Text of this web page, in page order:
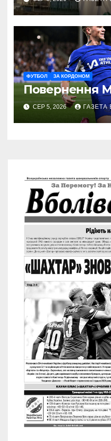
ФУТБОЛ ЗА КОРДОНОМ
Повернення
СЕР 5, 2026 ГАЗЕТА